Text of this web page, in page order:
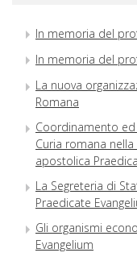
In memoria del
In memoria del
La nuova
Romana
Coordinamento
Curia romana
apostolica
La Segreteria di
Praedicate
Gli organismi
Evangelium